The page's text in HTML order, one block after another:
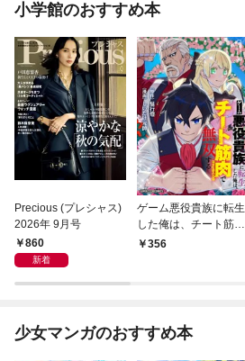
小学館のおすすめ本
Precious (プレシャス)
2026年 9月号
860
新着
ゲーム悪役貴族に転生
した俺は、チート筋肉
で無双する【単話】
356
少女マンガのおすすめ本